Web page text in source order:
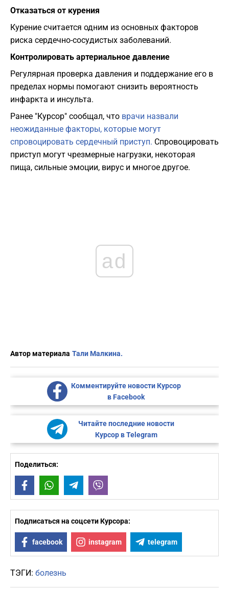
Отказаться от курения
Курение считается одним из основных факторов
риска сердечно-сосудистых заболеваний.
Контролировать артериальное давление
Регулярная проверка давления и поддержание его в
пределах нормы помогают снизить вероятность
инфаркта и инсульта.
Ранее "Курсор" сообщал, что врачи назвали
неожиданные факторы, которые могут
спровоцировать сердечный приступ. Спровоцировать
приступ могут чрезмерные нагрузки, некоторая
пища, сильные эмоции, вирус и многое другое.
ad
Автор материала Тали Малкина.
Комментируйте новости Курсор
в Facebook
Читайте последние новости
Курсор в Telegram
Поделиться:
FacebookWhatsAppTelegram
Подписаться на соцсети Курсора:
facebook instagram telegram
ТЭГИ: болезнь